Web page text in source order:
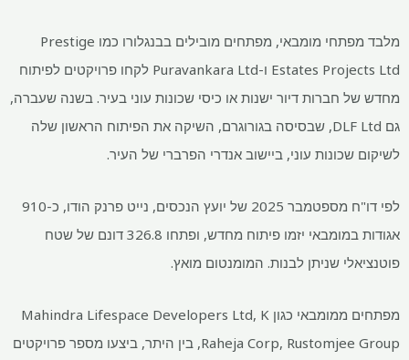
מלבד מפתחי מומבאי, מפתחים מובילים בבנגלורו כמו Prestige
Estates Projects Ltd ו-Puravankara Ltd לקחו פרויקטים לפיתוח
מחדש של חברות דיור ישנות או כיסי שכונות עוני בעיר. בשנה שעברה,
גם DLF Ltd, שבסיסה בגורוגרם, השיקה את הפיתוח הראשון שלה
לשיקום שכונות עוני, ביישוב אנדרי הפרברי של העיר.
לפי דו"ח מספטמבר 2025 של יועץ הנכסים, נייט פרנק הודו, כ-910
אגודות במומבאי יזמו פיתוח מחדש, ופתחו 326.8 דונם של שטח
פוטנציאלי שניתן לבנות. המומנטום מואץ.
מפתחים ממומבאי כגון Mahindra Lifespace Developers Ltd, K
Raheja Corp, Rustomjee Group, בין היתר, ביצעו מספר פרויקטים